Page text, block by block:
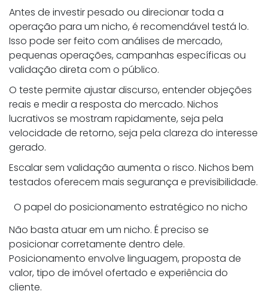
Antes de investir pesado ou direcionar toda a
operação para um nicho, é recomendável testá lo.
Isso pode ser feito com análises de mercado,
pequenas operações, campanhas específicas ou
validação direta com o público.
O teste permite ajustar discurso, entender objeções
reais e medir a resposta do mercado. Nichos
lucrativos se mostram rapidamente, seja pela
velocidade de retorno, seja pela clareza do interesse
gerado.
Escalar sem validação aumenta o risco. Nichos bem
testados oferecem mais segurança e previsibilidade.
O papel do posicionamento estratégico no nicho
Não basta atuar em um nicho. É preciso se
posicionar corretamente dentro dele.
Posicionamento envolve linguagem, proposta de
valor, tipo de imóvel ofertado e experiência do
cliente.